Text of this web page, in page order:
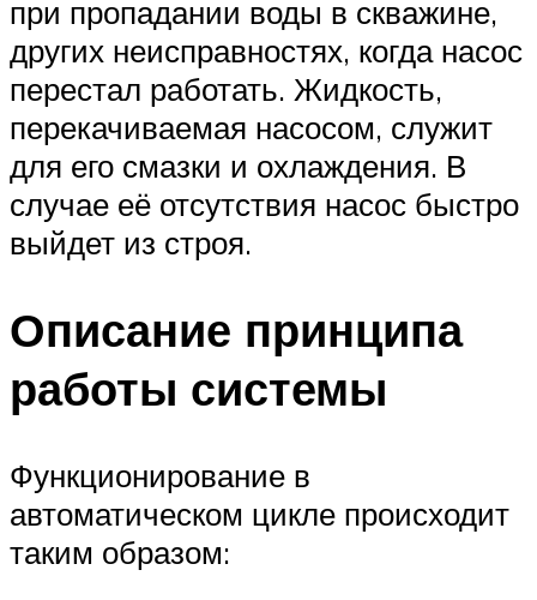
при пропадании воды в скважине,
других неисправностях, когда насос
перестал работать. Жидкость,
перекачиваемая насосом, служит
для его смазки и охлаждения. В
случае её отсутствия насос быстро
выйдет из строя.
Описание принципа
работы системы
Функционирование в
автоматическом цикле происходит
таким образом: